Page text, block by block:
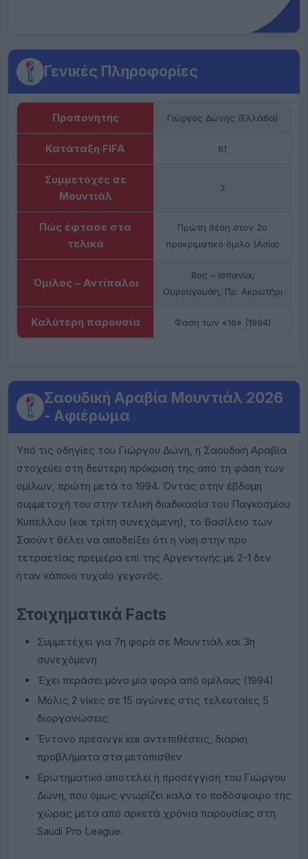
Γενικές Πληροφορίες
Προπονητής Γιώργος Δώνης (Ελλάδα)
Κατάταξη FIFA 61
Συμμετοχές σε
Μουντιάλ
7
Πώς έφτασε στα
τελικά
Πρώτη θέση στον 2ο
προκριματικό όμιλο (Ασία)
Όμιλος – Αντίπαλοι
8ος – Ισπανία,
Ουρουγουάη, Πρ. Ακρωτήρι
Καλύτερη παρουσία Φάση των «16» (1994)
Σαουδική Αραβία Μουντιάλ 2026
- Αφιέρωμα
Υπό τις οδηγίες του Γιώργου Δώνη, η Σαουδική Αραβία
στοχεύει στη δεύτερη πρόκρισή της από τη φάση των
ομίλων, πρώτη μετά το 1994. Όντας στην έβδομη
συμμετοχή του στην τελική διαδικασία του Παγκοσμίου
Κυπέλλου (και τρίτη συνεχόμενη), το Βασίλειο των
Σαούντ θέλει να αποδείξει ότι η νίκη στην προ
τετραετίας πρεμιέρα επί της Αργεντινής με 2-1 δεν
ήταν κάποιο τυχαίο γεγονός.
Στοιχηματικά Facts
Συμμετέχει για 7η φορά σε Μουντιάλ και 3η
συνεχόμενη
Έχει περάσει μόνο μία φορά από ομίλους (1994)
Μόλις 2 νίκες σε 15 αγώνες στις τελευταίες 5
διοργανώσεις
Έντονο πρέσινγκ και αντεπιθέσεις, διαρκή
προβλήματα στα μετόπισθεν
Ερωτηματικό αποτελεί η προσέγγιση του Γιώργου
Δώνη, που όμως γνωρίζει καλά το ποδόσφαιρο της
χώρας μετά από αρκετά χρόνια παρουσίας στη
Saudi Pro League.